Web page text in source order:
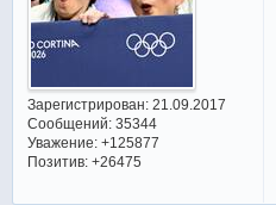
Зарегистрирован: 21.09.2017
Сообщений:35344
Уважение: +125877
Позитив: +26475